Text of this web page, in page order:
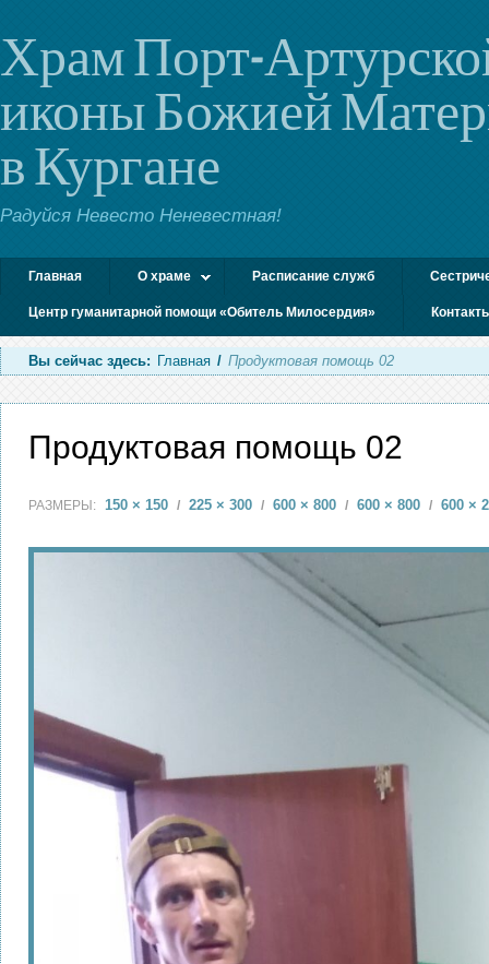
Храм Порт-
иконы Божией
в Кургане
Радуйся Невесто Неневестная!
Главная О храме Расписание служб
Центр гуманитарной помощи «Обитель Милосердия»
Вы сейчас здесь: Главная / Продуктовая помощь 02
Продуктовая помощь 02
РАЗМЕРЫ: 150 × 150 / 225 × 300 / 600 × 800 / 600 × 800 / 600 ×